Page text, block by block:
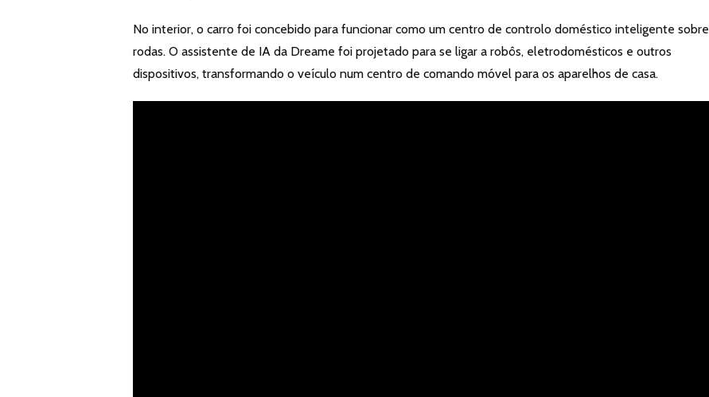
No interior, o carro foi concebido para funcionar como um centro de controlo doméstico inteligente sobre
rodas. O assistente de IA da Dreame foi projetado para se ligar a robôs, eletrodomésticos e outros
dispositivos, transformando o veículo num centro de comando móvel para os aparelhos de casa.